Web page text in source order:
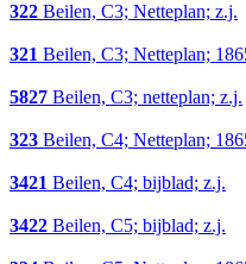
322 Beilen, C3; Netteplan; z.j.
321 Beilen, C3; Netteplan;
5827 Beilen, C3; netteplan; z.j.
323 Beilen, C4; Netteplan;
3421 Beilen, C4; bijblad; z.j.
3422 Beilen, C5; bijblad; z.j.